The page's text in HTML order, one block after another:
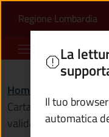
Carta
Regione Lombardia
Comune
Home
Carta d'identità
valida
La
Il tuo
automatica